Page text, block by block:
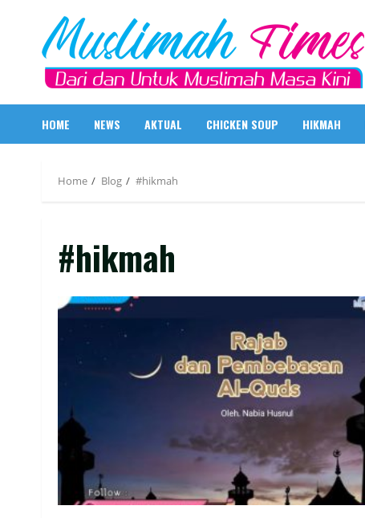
content
HOME NEWS AKTUAL CHICKEN SOUP HIKMAH
Home Blog #hikmah
#hikmah